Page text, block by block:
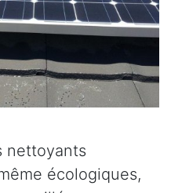
nettoyants
écologiques,